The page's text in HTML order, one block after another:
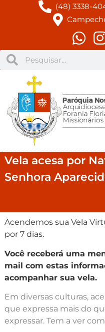
(48) 3338-
Vela acesa por
Senhora
Acendemos sua Vela
por 7 dias.
Você receberá uma
mail com estas
acompanhar sua vela.
Em diversas culturas,
que expressa mais do
expressar. Tem a ver